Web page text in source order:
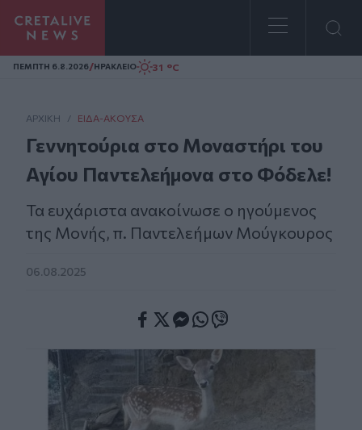
Homepage
ΠΕΜΠΤΗ 6.8.2026/ΗΡΑΚΛΕΙΟ 31 °C
ΑΡΧΙΚΗ / ΕΊΔΑ-ΆΚΟΥΣΑ
Γεννητούρια στο Μοναστήρι του
Αγίου Παντελεήμονα στο Φόδελε!
Τα ευχάριστα ανακοίνωσε ο ηγούμενος
της Μονής, π. Παντελεήμων Μούγκουρος
06.08.2025